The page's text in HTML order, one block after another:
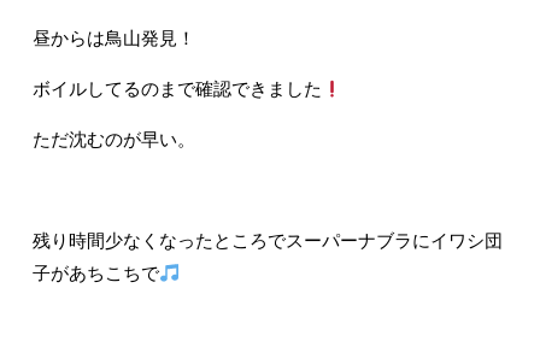
昼からは鳥山発見！
ボイルしてるのまで確認できました
ただ沈むのが早い。
残り時間少なくなったところでスーパーナブラにイワシ団
子があちこちで